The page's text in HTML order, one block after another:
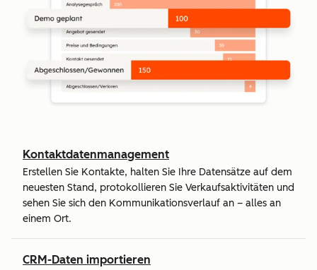
Kontaktdatenmanagement
Erstellen Sie Kontakte, halten Sie Ihre Datensätze auf dem
neuesten Stand, protokollieren Sie Verkaufsaktivitäten und
sehen Sie sich den Kommunikationsverlauf an – alles an
einem Ort.
CRM-Daten importieren